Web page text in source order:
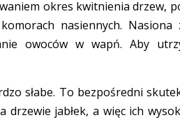
okres kwitnienia drzew,
nasiennych.
owoców w wapń. Aby
słabe. To bezpośredni
drzewie jabłek, a więc ich